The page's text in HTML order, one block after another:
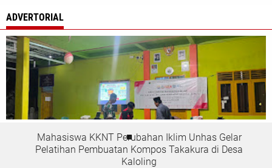
ADVERTORIAL
Mahasiswa KKNT Perubahan Iklim Unhas Gelar
Pelatihan Pembuatan Kompos Takakura di Desa
Kaloling